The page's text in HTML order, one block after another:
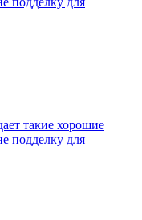
такие хорошие
подделку для